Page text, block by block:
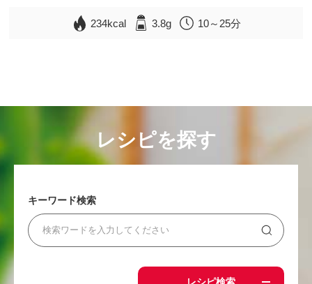
234kcal 3.8g 10～25分
レシピを探す
キーワード検索
レシピ検索